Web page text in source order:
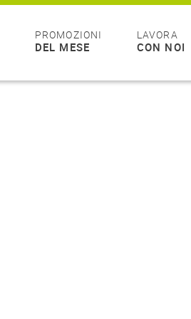
PROMOZIONI
DEL MESE
LAVORA
CON NOI